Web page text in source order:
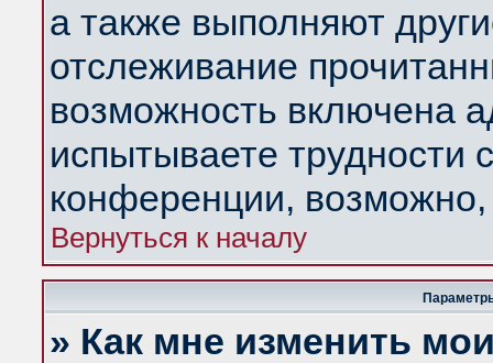
а также выполняют
отслеживание
возможность включена
испытываете трудности
конференции,
Вернуться к началу
» Как мне изменить